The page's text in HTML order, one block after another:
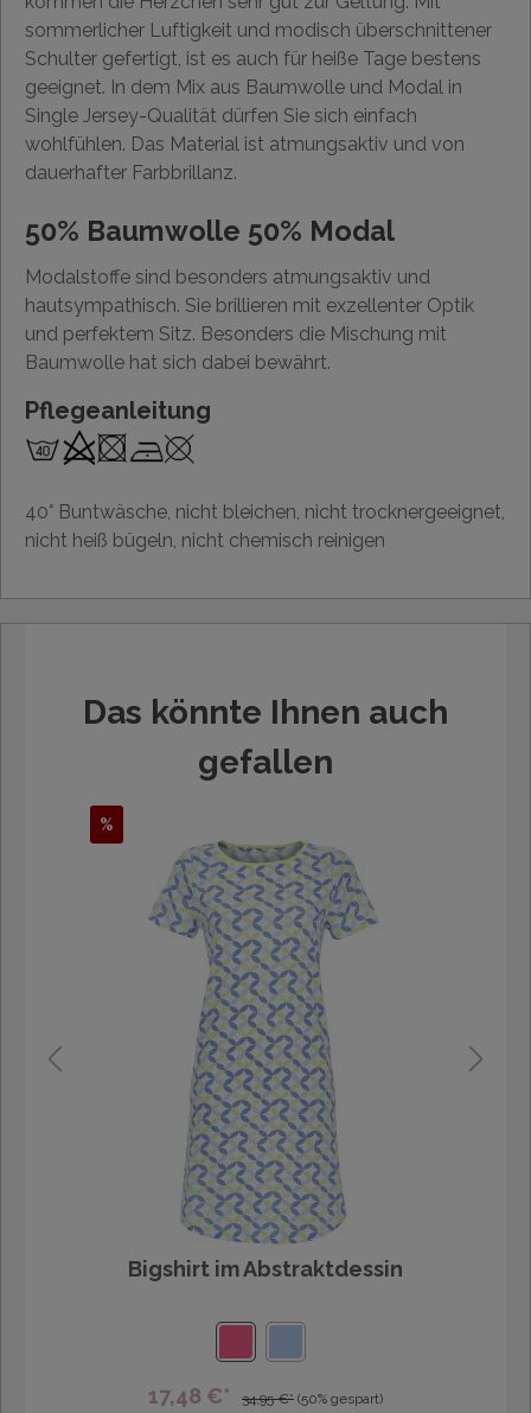
sommerlicher Luftigkeit und modisch überschnittener
Schulter gefertigt, ist es auch für heiße Tage bestens
geeignet. In dem Mix aus Baumwolle und Modal in
Single Jersey-Qualität dürfen Sie sich einfach
wohlfühlen. Das Material ist atmungsaktiv und von
dauerhafter Farbbrillanz.
50% Baumwolle 50% Modal
Modalstoffe sind besonders atmungsaktiv und
hautsympathisch. Sie brillieren mit exzellenter Optik
und perfektem Sitz. Besonders die Mischung mit
Baumwolle hat sich dabei bewährt.
Pflegeanleitung
40° Buntwäsche, nicht bleichen, nicht trocknergeeignet,
nicht heiß bügeln, nicht chemisch reinigen
Das könnte Ihnen auch
gefallen
%
Bigshirt im Abstraktdessin
17,48 €* 34,95 €* (50% gespart)